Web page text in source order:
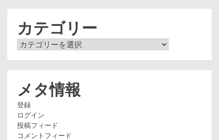
カテゴリー
カ
メタ情報
登録
ログイン
投稿フィード
コメントフィード